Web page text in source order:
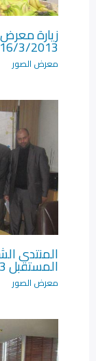
زيارة
16/3/2013
معرض الصور
المنتدى
المستقبل 18/2/2013
معرض الصور